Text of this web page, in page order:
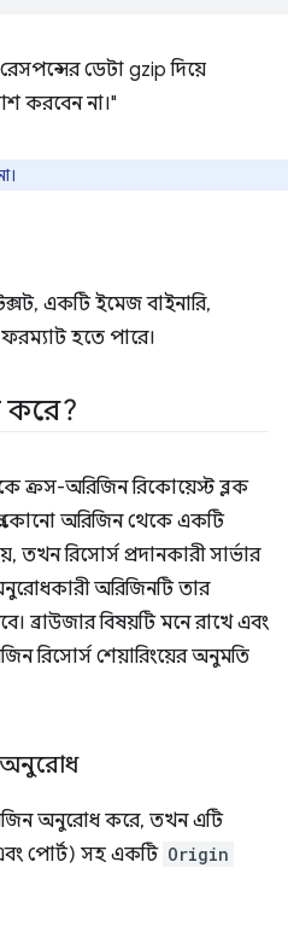
ডেটা gzip দিয়ে
করবেন না।"
একটি ইমেজ বাইনারি,
হতে পারে।
করে?
ক্রস-অরিজিন রিকোয়েস্ট ব্লক
কোনো অরিজিন থেকে একটি
রিসোর্স প্রদানকারী সার্ভার
অরিজিনটি তার
ব্রাউজার বিষয়টি মনে রাখে এবং
রিসোর্স শেয়ারিংয়ের অনুমতি
অনুরোধ
অনুরোধ করে, তখন এটি
পোর্ট) সহ একটি Origin